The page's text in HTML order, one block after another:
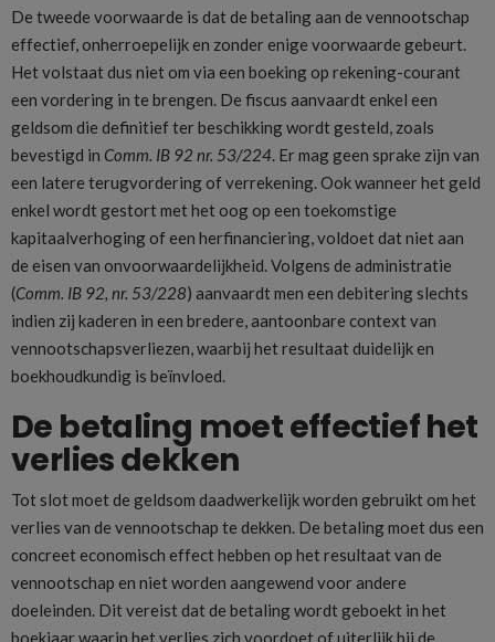
De tweede voorwaarde is dat de betaling aan de vennootschap
effectief, onherroepelijk en zonder enige voorwaarde gebeurt.
Het volstaat dus niet om via een boeking op rekening-courant
een vordering in te brengen. De fiscus aanvaardt enkel een
geldsom die definitief ter beschikking wordt gesteld, zoals
bevestigd in Comm. IB 92 nr. 53/224. Er mag geen sprake zijn van
een latere terugvordering of verrekening. Ook wanneer het geld
enkel wordt gestort met het oog op een toekomstige
kapitaalverhoging of een herfinanciering, voldoet dat niet aan
de eisen van onvoorwaardelijkheid. Volgens de administratie
(Comm. IB 92, nr. 53/228) aanvaardt men een debitering slechts
indien zij kaderen in een bredere, aantoonbare context van
vennootschapsverliezen, waarbij het resultaat duidelijk en
boekhoudkundig is beïnvloed.
De betaling moet effectief het
verlies dekken
Tot slot moet de geldsom daadwerkelijk worden gebruikt om het
verlies van de vennootschap te dekken. De betaling moet dus een
concreet economisch effect hebben op het resultaat van de
vennootschap en niet worden aangewend voor andere
doeleinden. Dit vereist dat de betaling wordt geboekt in het
boekjaar waarin het verlies zich voordoet of uiterlijk bij de